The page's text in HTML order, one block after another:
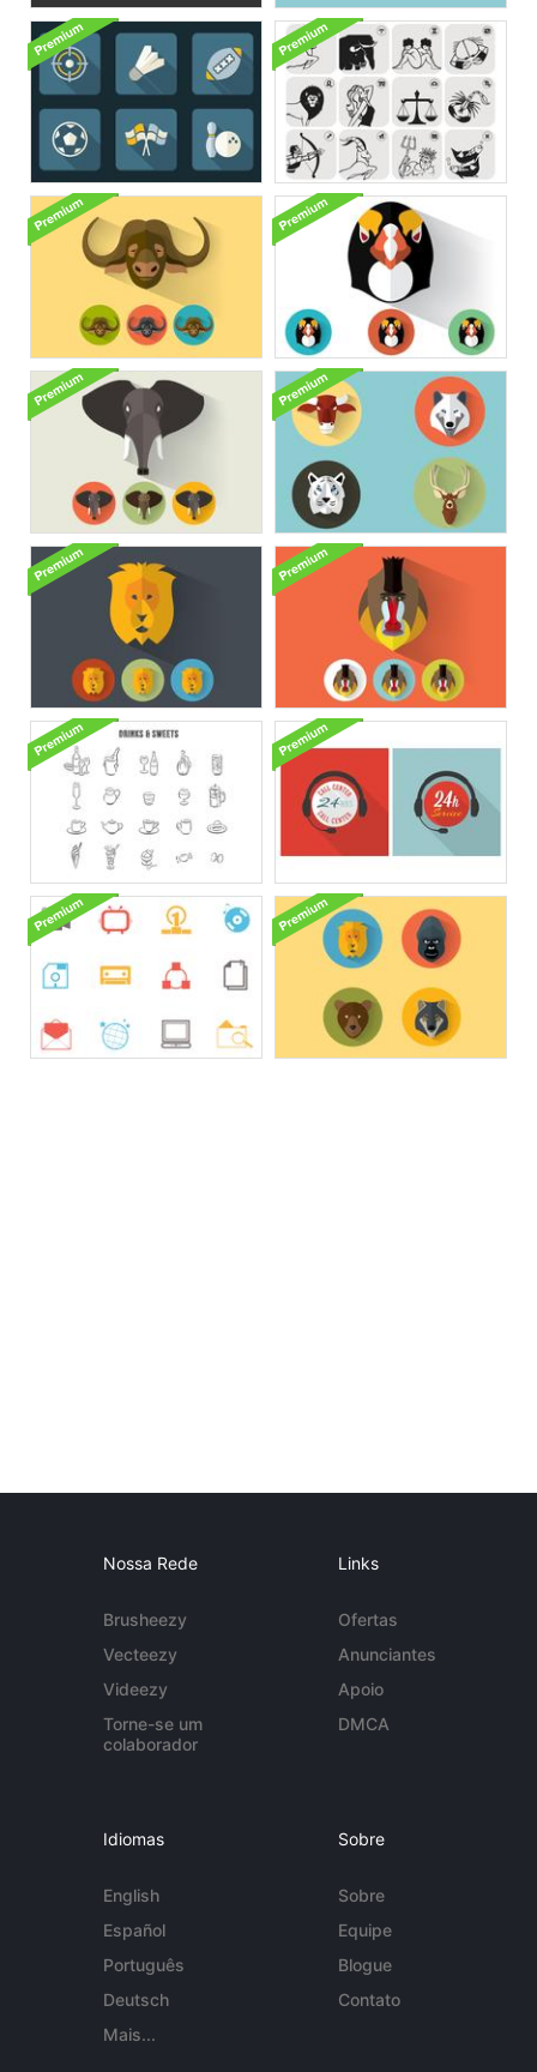
Nossa Rede
Brusheezy
Vecteezy
Videezy
Torne-se um
colaborador
Links
Ofertas
Anunciantes
Apoio
DMCA
Idiomas
English
Español
Português
Deutsch
Mais...
Sobre
Sobre
Equipe
Blogue
Contato